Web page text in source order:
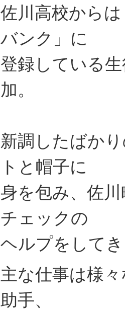
佐川高校から
バンク」に
登録している
加。
新調したばか
トと帽子に
身を包み、佐
チェックの
ヘルプをして
主な仕事は様
助手、